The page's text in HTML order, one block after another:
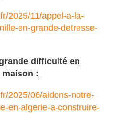
2025/11/appel-a-la-
en-grande-detresse-
difficulté en
:
2025/06/aidons-notre-
en-algerie-a-construire-